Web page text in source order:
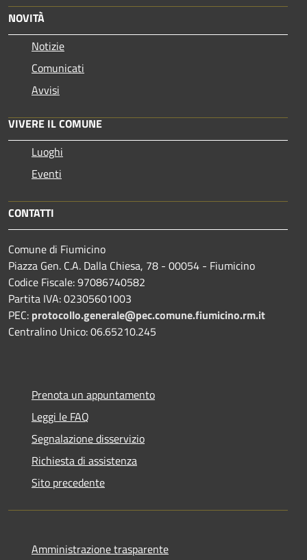
NOVITÀ
Notizie
Comunicati
Avvisi
VIVERE IL COMUNE
Luoghi
Eventi
CONTATTI
Comune di Fiumicino
Piazza Gen. C.A. Dalla Chiesa, 78 - 00054 - Fiumicino
Codice Fiscale: 97086740582
Partita IVA: 02305601003
PEC: protocollo.generale@pec.comune.fiumicino.rm.it
Centralino Unico: 06.65210.245
Prenota un appuntamento
Leggi le FAQ
Segnalazione disservizio
Richiesta di assistenza
Sito precedente
Amministrazione trasparente